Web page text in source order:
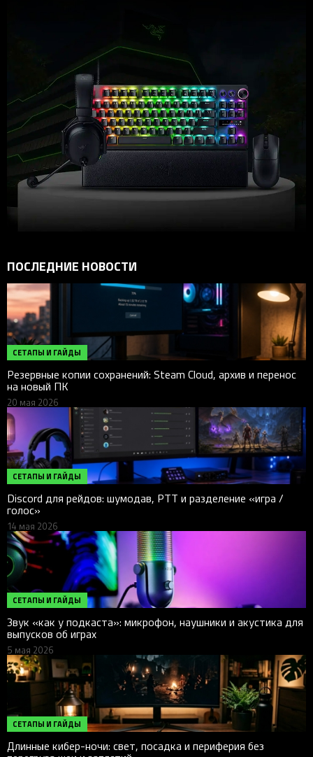
ПОСЛЕДНИЕ НОВОСТИ
СЕТАПЫ И ГАЙДЫ
Резервные копии сохранений: Steam Cloud, архив и перенос
на новый ПК
20 мая 2026
СЕТАПЫ И ГАЙДЫ
Discord для рейдов: шумодав, PTT и разделение «игра /
голос»
14 мая 2026
СЕТАПЫ И ГАЙДЫ
Звук «как у подкаста»: микрофон, наушники и акустика для
выпусков об играх
5 мая 2026
СЕТАПЫ И ГАЙДЫ
Длинные кибер-ночи: свет, посадка и периферия без